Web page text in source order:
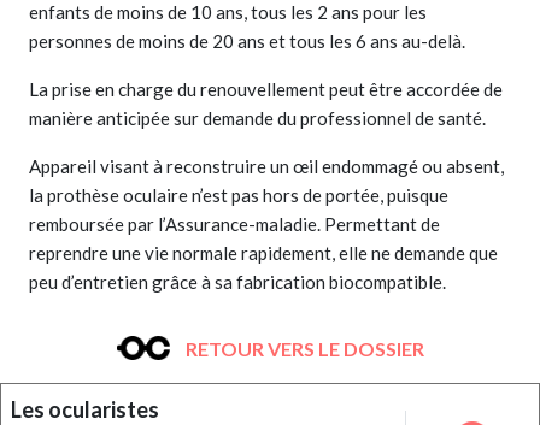
enfants de moins de 10 ans, tous les 2 ans pour les
personnes de moins de 20 ans et tous les 6 ans au-delà.
La prise en charge du renouvellement peut être accordée de
manière anticipée sur demande du professionnel de santé.
Appareil visant à reconstruire un œil endommagé ou absent,
la prothèse oculaire n’est pas hors de portée, puisque
remboursée par l’Assurance-maladie. Permettant de
reprendre une vie normale rapidement, elle ne demande que
peu d’entretien grâce à sa fabrication biocompatible.
RETOUR VERS LE DOSSIER
Les ocularistes